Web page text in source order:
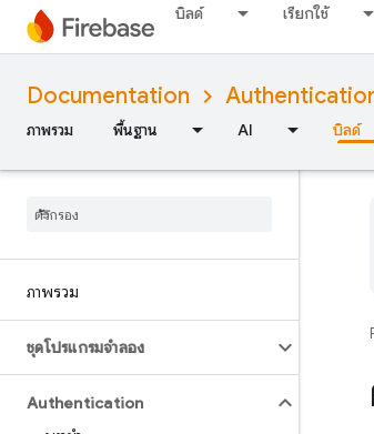
บิลด์ เรียกใช้
Documentation
ภาพรวม พื้นฐาน AI บิลด์
ภาพรวม
ชุดโปรแกรมจำลอง
Authentication